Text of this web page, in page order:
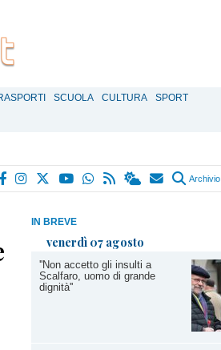
SCUOLA CULTURA
SPORT
Archivio
IN BREVE
venerdì 07 agosto
''Non accetto gli insulti a
Scalfaro, uomo di grande
dignità''